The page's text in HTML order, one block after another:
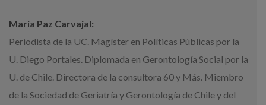
María Paz Carvajal:
Periodista de la UC. Magíster en Políticas Públicas por la
U. Diego Portales. Diplomada en Gerontología Social por la
U. de Chile. Directora de la consultora 60 y Más. Miembro
de la Sociedad de Geriatría y Gerontología de Chile y del